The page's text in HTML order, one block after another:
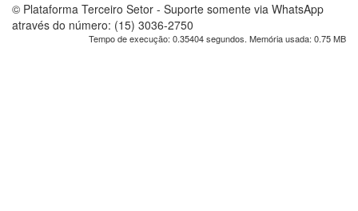
© Plataforma Terceiro Setor - Suporte somente via WhatsApp
através do número: (15) 3036-2750
Tempo de execução: 0.35404 segundos. Memória usada: 0.75 MB